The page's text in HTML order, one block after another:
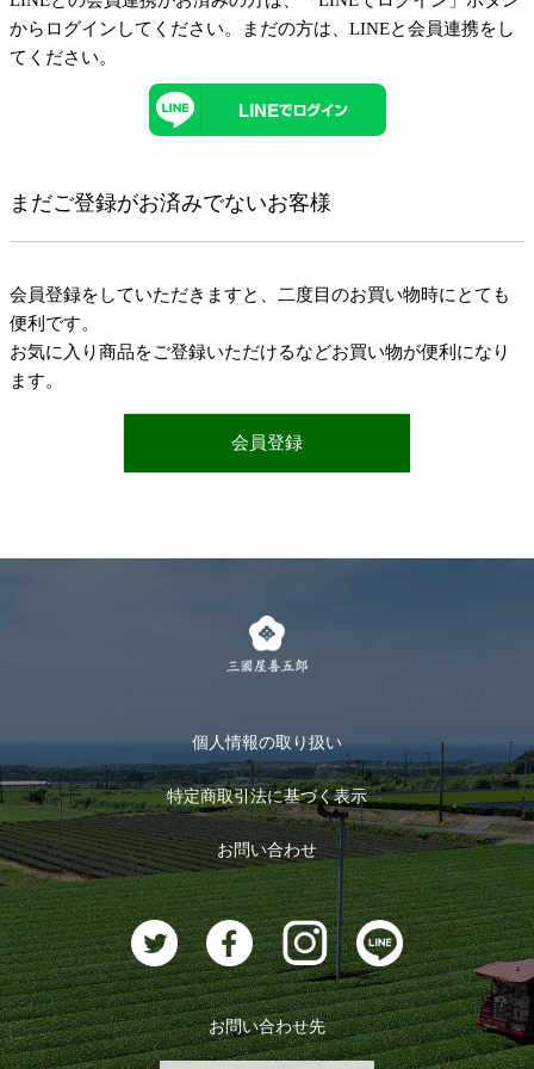
からログインしてください。まだの方は、 LINEと会員連携をし
てください。
まだご登録がお済みでないお客様
会員登録をしていただきますと、二度目のお買い物時にとても
便利です。
お気に入り商品をご登録いただけるなどお買い物が便利になり
ます。
会員登録
個人情報の取り扱い
特定商取引法に基づく表示
お問い合わせ
お問い合わせ先